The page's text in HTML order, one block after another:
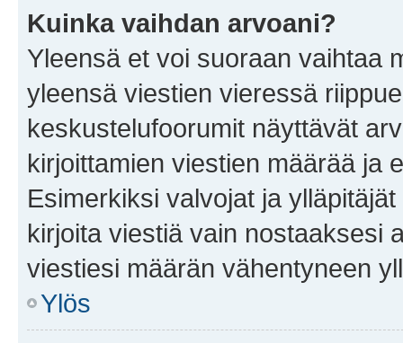
Kuinka vaihdan arvoani?
Yleensä et voi suoraan vaihtaa
yleensä viestien vieressä
keskustelufoorumit näyttävät
kirjoittamien viestien määrää ja
Esimerkiksi valvojat ja
kirjoita viestiä vain nostaaksesi
viestiesi määrän vähentyneen
Ylös